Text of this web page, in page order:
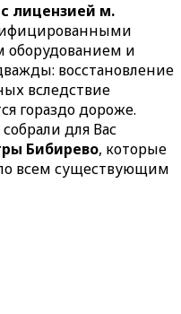
лицензией м.
и
восстановление
вследствие
гораздо дороже.
для Вас
Бибирево, которые
всем существующим